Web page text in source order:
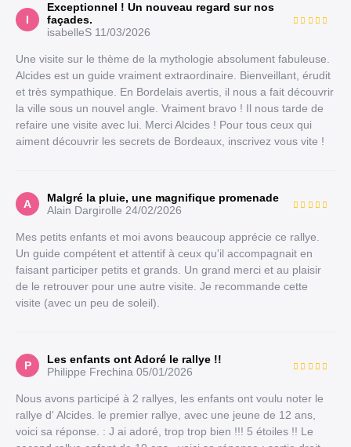
I
Exceptionnel ! Un nouveau regard sur nos
façades.
isabelleS 11/03/2026
Une visite sur le thème de la mythologie absolument fabuleuse.
Alcides est un guide vraiment extraordinaire. Bienveillant, érudit
et très sympathique. En Bordelais avertis, il nous a fait découvrir
la ville sous un nouvel angle. Vraiment bravo ! Il nous tarde de
refaire une visite avec lui. Merci Alcides ! Pour tous ceux qui
aiment découvrir les secrets de Bordeaux, inscrivez vous vite !
A
Malgré la pluie, une magnifique promenade
Alain Dargirolle 24/02/2026
Mes petits enfants et moi avons beaucoup apprécie ce rallye.
Un guide compétent et attentif à ceux qu'il accompagnait en
faisant participer petits et grands. Un grand merci et au plaisir
de le retrouver pour une autre visite. Je recommande cette
visite (avec un peu de soleil).
P
Les enfants ont Adoré le rallye !!
Philippe Frechina 05/01/2026
Nous avons participé à 2 rallyes, les enfants ont voulu noter le
rallye d' Alcides. le premier rallye, avec une jeune de 12 ans,
voici sa réponse. : J ai adoré, trop trop bien !!! 5 étoiles !! Le